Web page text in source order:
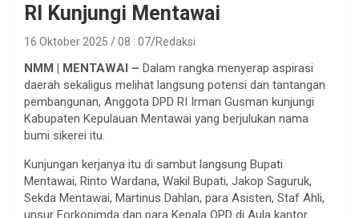
RI Kunjungi Mentawai
16 Oktober 2025 / 08 : 07 Redaksi
NMM | MENTAWAI – Dalam rangka menyerap aspirasi
daerah sekaligus melihat langsung potensi dan tantangan
pembangunan, Anggota DPD RI Irman Gusman kunjungi
Kabupaten Kepulauan Mentawai yang berjulukan nama
bumi sikerei itu.
Kunjungan kerjanya itu di sambut langsung Bupati
Mentawai, Rinto Wardana, Wakil Bupati, Jakop Saguruk,
Sekda Mentawai, Martinus Dahlan, para Asisten, Staf Ahli,
unsur Forkopimda dan para Kepala OPD di Aula kantor